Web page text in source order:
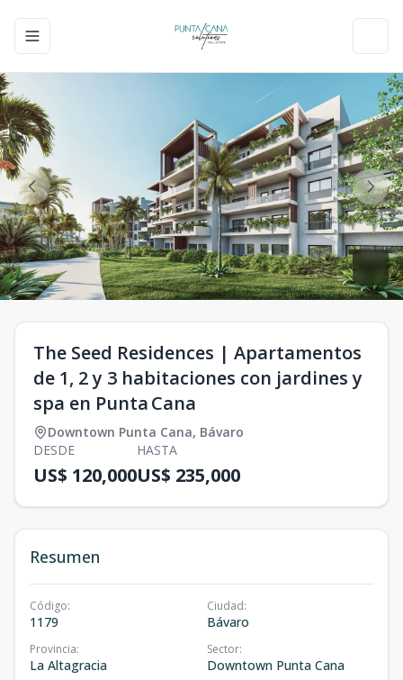
Toggle navigation menu
The Seed Residences | Apartamentos
de 1, 2 y 3 habitaciones con jardines y
spa en Punta Cana
Downtown Punta Cana, Bávaro
DESDE
US$ 120,000
HASTA
US$ 235,000
Resumen
Código:
1179
Ciudad:
Bávaro
Provincia:
La Altagracia
Sector:
Downtown Punta Cana